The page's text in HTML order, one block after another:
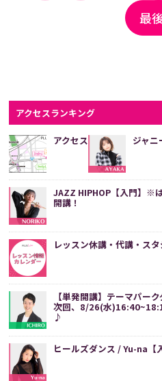
最
アクセスランキング
アクセス ジャニ
JAZZ HIPHOP【入門】※
開講！
レッスン休講・代講・ス
【単発開講】テーマパー
次回、8/26(水
♪
ヒールズダンス / Yu-na【